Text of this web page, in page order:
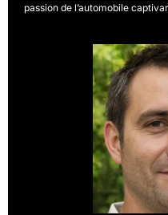
passion de l’automobile